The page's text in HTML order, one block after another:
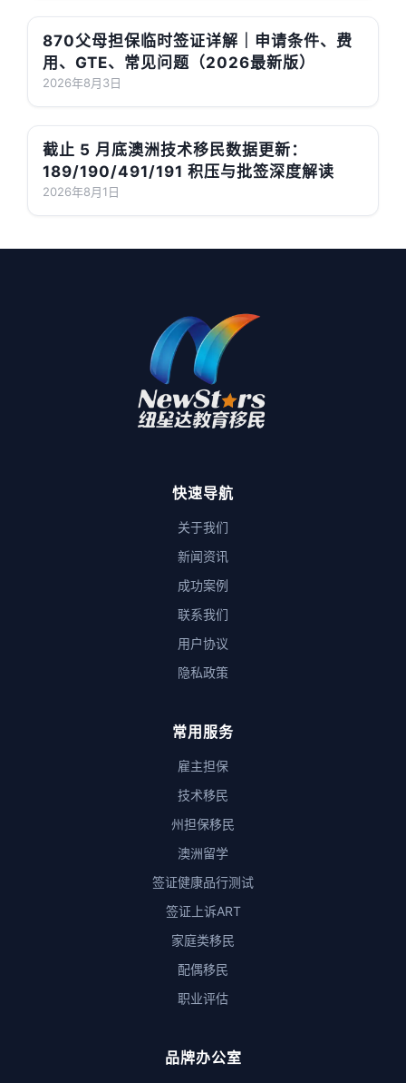
870父母担保临时签证详解｜申请条件、费
用、GTE、常见问题（2026最新版）
2026年8月3日
截止 5 月底澳洲技术移民数据更新：
189/190/491/191 积压与批签深度解读
2026年8月1日
快速导航
关于我们
新闻资讯
成功案例
联系我们
用户协议
隐私政策
常用服务
雇主担保
技术移民
州担保移民
澳洲留学
签证健康品行测试
签证上诉ART
家庭类移民
配偶移民
职业评估
品牌办公室